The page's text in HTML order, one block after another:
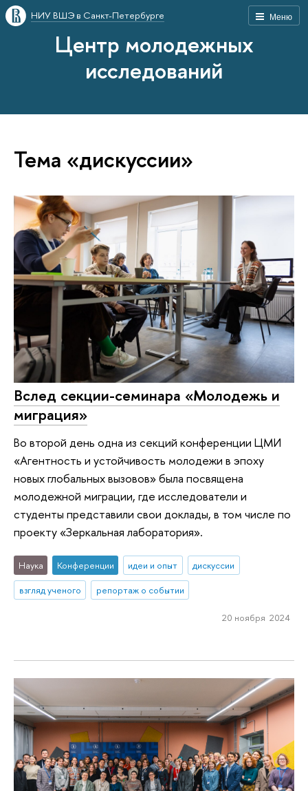
Меню
НИУ ВШЭ в Санкт-Петербурге
Центр молодежных
исследований
Тема «дискуссии»
Вслед секции-семинара «Молодежь и
миграция»
Во второй день одна из секций конференции ЦМИ
«Агентность и устойчивость молодежи в эпоху
новых глобальных вызовов» была посвящена
молодежной миграции, где исследователи и
студенты представили свои доклады, в том числе по
проекту «Зеркальная лаборатория».
Наука Конференции идеи и опыт
дискуссии
взгляд ученого
репортаж о событии
20 ноября 2024